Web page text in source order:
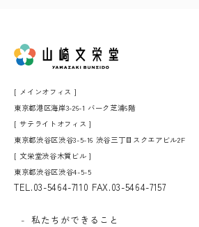
[ メインオフィス ]
東京都港区海岸3-26-1 バーク芝浦6階
[ サテライトオフィス ]
東京都渋谷区渋谷3-5-16 渋谷三丁目スクエアビル2F
[ 文栄堂渋谷木質ビル ]
東京都渋谷区渋谷4-5-5
TEL.03-5464-7110 FAX.03-5464-7157
私たちができること